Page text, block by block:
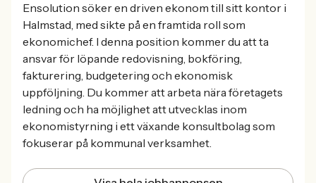
Ensolution söker en driven ekonom till sitt kontor i
Halmstad, med sikte på en framtida roll som
ekonomichef. I denna position kommer du att ta
ansvar för löpande redovisning, bokföring,
fakturering, budgetering och ekonomisk
uppföljning. Du kommer att arbeta nära företagets
ledning och ha möjlighet att utvecklas inom
ekonomistyrning i ett växande konsultbolag som
fokuserar på kommunal verksamhet.